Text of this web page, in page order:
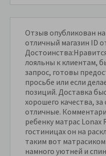
Отзыв опубликован
отличный магазин ID
лояльны к клиентам,
запрос, готовы
просьбе или если
позиций. Доставка
хорошего качества,
отличные.
ребенку матрас
гостиницах он на
таким вот
намного уютней и